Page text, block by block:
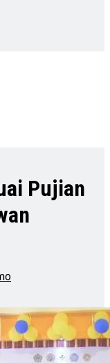
Pujian